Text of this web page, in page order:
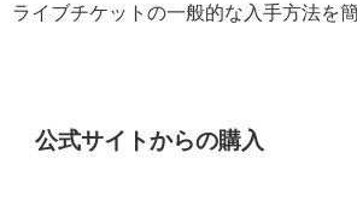
ライブチケットの一般的な入手方法を
公式サイトからの購入